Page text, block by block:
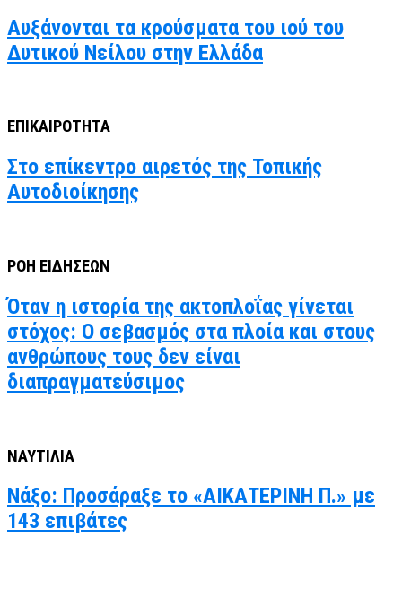
Αυξάνονται τα κρούσματα του ιού του
Δυτικού Νείλου στην Ελλάδα
ΕΠΙΚΑΙΡΟΤΗΤΑ
Στο επίκεντρο αιρετός της Τοπικής
Αυτοδιοίκησης
ΡΟΗ ΕΙΔΗΣΕΩΝ
Όταν η ιστορία της ακτοπλοΐας γίνεται
στόχος: Ο σεβασμός στα πλοία και στους
ανθρώπους τους δεν είναι
διαπραγματεύσιμος
ΝΑΥΤΙΛΙΑ
Νάξο: Προσάραξε το «ΑΙΚΑΤΕΡΙΝΗ Π.» με
143 επιβάτες